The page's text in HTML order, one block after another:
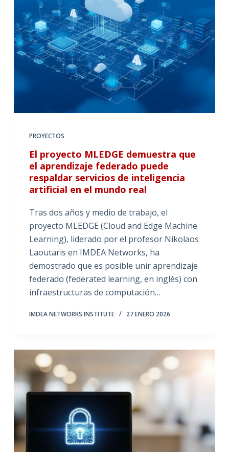
PROYECTOS
El proyecto MLEDGE demuestra que
el aprendizaje federado puede
respaldar servicios de inteligencia
artificial en el mundo real
Tras dos años y medio de trabajo, el
proyecto MLEDGE (Cloud and Edge Machine
Learning), liderado por el profesor Nikolaos
Laoutaris en IMDEA Networks, ha
demostrado que es posible unir aprendizaje
federado (federated learning, en inglés) con
infraestructuras de computación…
IMDEA NETWORKS INSTITUTE 27 ENERO 2026